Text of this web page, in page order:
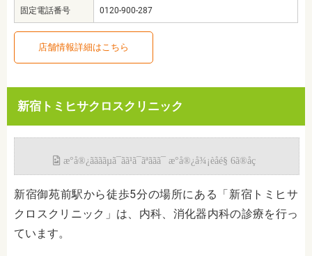
固定電話番号 0120-900-287
店舗情報詳細はこちら
新宿トミヒサクロスクリニック
新宿御苑前駅から徒歩5分の場所にある 「新宿トミヒサ
クロスクリニック」は 、内科、消化器内科の診療を行っ
ています。